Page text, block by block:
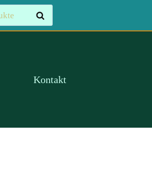
Suchen
Kontakt